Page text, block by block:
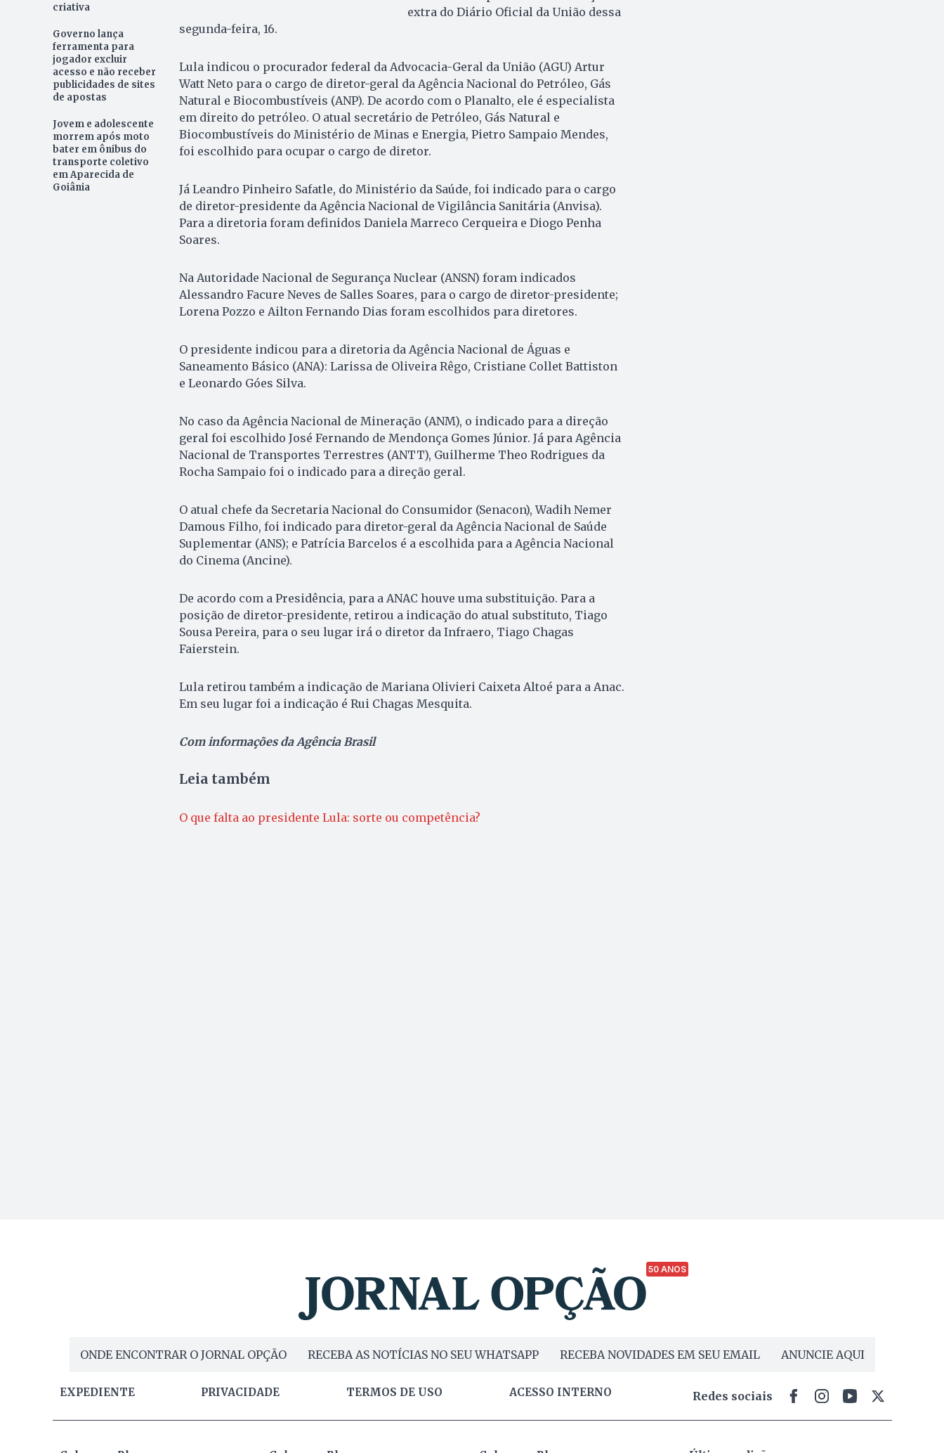
criativa
Governo lança
ferramenta para
jogador excluir
acesso e não receber
publicidades de sites
de apostas
Jovem e adolescente
morrem após moto
bater em ônibus do
transporte coletivo
em Aparecida de
Goiânia
extra do Diário Oficial da União dessa
segunda-feira, 16.
Lula indicou o procurador federal da Advocacia-Geral da União (AGU) Artur
Watt Neto para o cargo de diretor-geral da Agência Nacional do Petróleo, Gás
Natural e Biocombustíveis (ANP). De acordo com o Planalto, ele é especialista
em direito do petróleo. O atual secretário de Petróleo, Gás Natural e
Biocombustíveis do Ministério de Minas e Energia, Pietro Sampaio Mendes,
foi escolhido para ocupar o cargo de diretor.
Já Leandro Pinheiro Safatle, do Ministério da Saúde, foi indicado para o cargo
de diretor-presidente da Agência Nacional de Vigilância Sanitária (Anvisa).
Para a diretoria foram definidos Daniela Marreco Cerqueira e Diogo Penha
Soares.
Na Autoridade Nacional de Segurança Nuclear (ANSN) foram indicados
Alessandro Facure Neves de Salles Soares, para o cargo de diretor-presidente;
Lorena Pozzo e Ailton Fernando Dias foram escolhidos para diretores.
O presidente indicou para a diretoria da Agência Nacional de Águas e
Saneamento Básico (ANA): Larissa de Oliveira Rêgo, Cristiane Collet Battiston
e Leonardo Góes Silva.
No caso da Agência Nacional de Mineração (ANM), o indicado para a direção
geral foi escolhido José Fernando de Mendonça Gomes Júnior. Já para Agência
Nacional de Transportes Terrestres (ANTT), Guilherme Theo Rodrigues da
Rocha Sampaio foi o indicado para a direção geral.
O atual chefe da Secretaria Nacional do Consumidor (Senacon), Wadih Nemer
Damous Filho, foi indicado para diretor-geral da Agência Nacional de Saúde
Suplementar (ANS); e Patrícia Barcelos é a escolhida para a Agência Nacional
do Cinema (Ancine).
De acordo com a Presidência, para a ANAC houve uma substituição. Para a
posição de diretor-presidente, retirou a indicação do atual substituto, Tiago
Sousa Pereira, para o seu lugar irá o diretor da Infraero, Tiago Chagas
Faierstein.
Lula retirou também a indicação de Mariana Olivieri Caixeta Altoé para a Anac.
Em seu lugar foi a indicação é Rui Chagas Mesquita.
Com informações da Agência Brasil
Leia também
O que falta ao presidente Lula: sorte ou competência?
50 ANOS
ONDE ENCONTRAR O JORNAL OPÇÃO RECEBA AS NOTÍCIAS NO SEU WHATSAPP RECEBA NOVIDADES EM SEU EMAIL ANUNCIE AQUI
EXPEDIENTE PRIVACIDADE TERMOS DE USO ACESSO INTERNO Redes sociais